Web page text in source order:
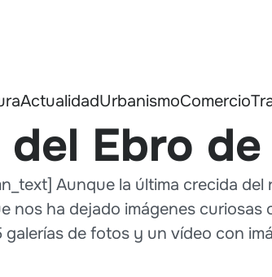
ActualidadUrbanismoComercio
Ebro
Aunque la última crecida
nos ha dejado imágenes curiosas
de fotos y un vídeo con